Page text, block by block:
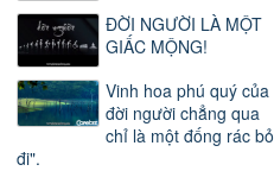
ĐỜI NGƯỜI LÀ MỘT
GIẤC MỘNG!
Vinh hoa phú quý của
đời người chẳng qua
chỉ là một đống rác bỏ
đi".